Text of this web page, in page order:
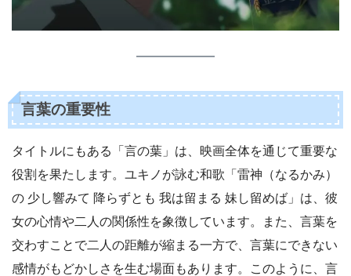
言葉の重要性
タイトルにもある「言の葉」は、映画全体を通じて重要な
役割を果たします。ユキノが詠む和歌「雷神（なるかみ）
の 少し響みて 降らずとも 我は留まる 妹し留めば」は、彼
女の心情や二人の関係性を象徴しています。また、言葉を
交わすことで二人の距離が縮まる一方で、言葉にできない
感情がもどかしさを生む場面もあります。このように、言